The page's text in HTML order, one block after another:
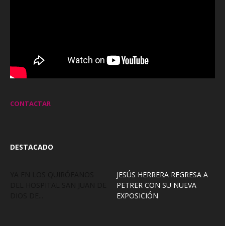
CONTACTAR
DESTACADO
JESÚS HERRERA REGRESA A
PETRER CON SU NUEVA
EXPOSICIÓN